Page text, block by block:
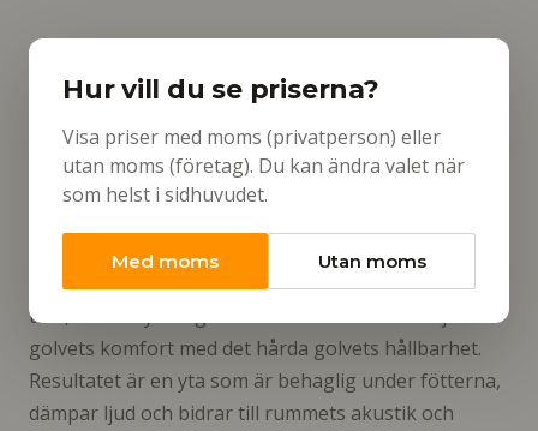
Med en palett som utmanar det konventionella och
ett mönsterspråk byggt på rörelse och riktning
skapar Straight Forward golvytor med verklig
karaktär – i kontor, hotell och representativa lokaler
där detaljerna räknas.
Tillverkad med Interfaces egna Microtuft-teknik:
täta, snäva nylonöglor som kombinerar det mjuka
golvets komfort med det hårda golvets hållbarhet.
Resultatet är en yta som är behaglig under fötterna,
dämpar ljud och bidrar till rummets akustik och
Hur vill du se priserna?
Visa priser med moms (privatperson) eller
utan moms (företag). Du kan ändra valet när
som helst i sidhuvudet.
Med moms Utan moms